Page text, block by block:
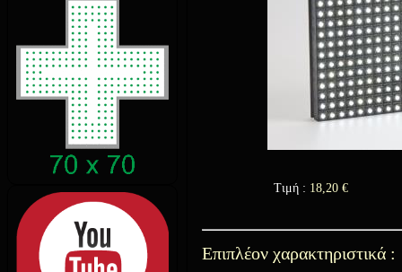
Τιμή : 18,20 €
Επιπλέον χαρακτηριστικά :